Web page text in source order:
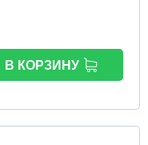
В КОРЗИНУ